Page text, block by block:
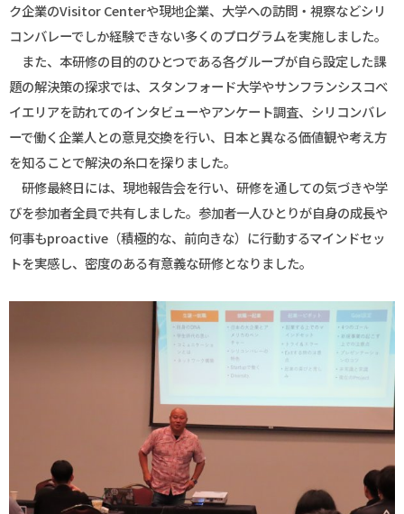
ク企業のVisitor Centerや現地企業、大学への訪問・視察などシリ
コンバレーでしか経験できない多くのプログラムを実施しました。
また、本研修の目的のひとつである各グループが自ら設定した課
題の解決策の探求では、スタンフォード大学やサンフランシスコベ
イエリアを訪れてのインタビューやアンケート調査、シリコンバレ
ーで働く企業人との意見交換を行い、日本と異なる価値観や考え方
を知ることで解決の糸口を探りました。
研修最終日には、現地報告会を行い、研修を通しての気づきや学
びを参加者全員で共有しました。参加者一人ひとりが自身の成長や
何事もproactive （積極的な、前向きな）に行動するマインドセッ
トを実感し、密度のある有意義な研修となりました。